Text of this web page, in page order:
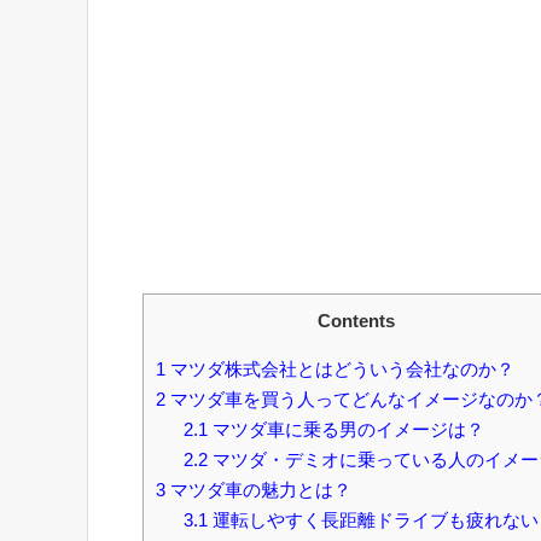
Contents
1 マツダ株式会社とはどういう会社なのか？
2 マツダ車を買う人ってどんなイメージなのか
2.1 マツダ車に乗る男のイメージは？
2.2マツダ・デミオに乗っている人のイメ
3 マツダ車の魅力とは？
3.1 運転しやすく長距離ドライブも疲れない